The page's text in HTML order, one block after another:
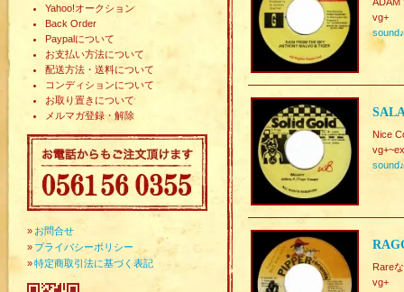
Yahoo!オークション
Back Order
Paypalについて
お支払い方法について
配送方法・送料について
コンディションについて
お取り置きについて
メルマガ登録・解除
» お問合せ
» プライバシーポリシー
»特定商取引法に基づく表記
vg+
sound♪
Nice
sound♪
Rare
vg+